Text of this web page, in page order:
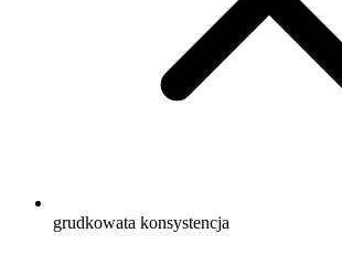
grudkowata konsystencja